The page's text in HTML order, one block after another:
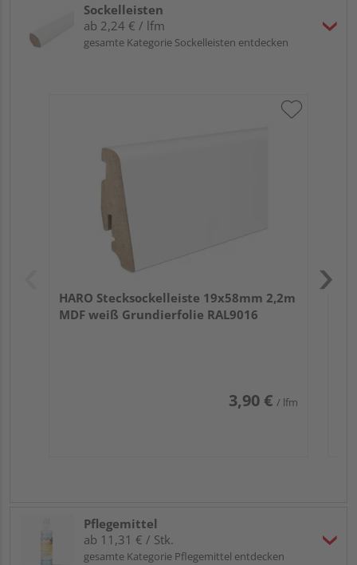
Sockelleisten
ab 2,24 € / lfm
gesamte Kategorie Sockelleisten entdecken
HARO Stecksockelleiste 19x58mm 2,2m
MDF weiß Grundierfolie RAL9016
3,90 € / lfm
Pflegemittel
ab 11,31 € / Stk.
gesamte Kategorie Pflegemittel entdecken